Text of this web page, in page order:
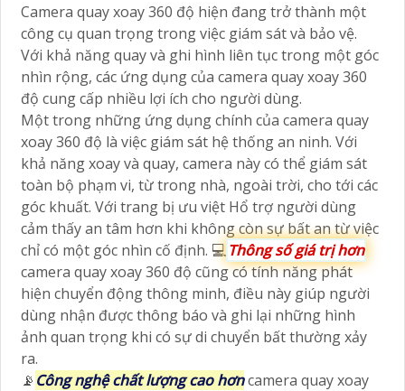
Camera quay xoay 360 độ hiện đang trở thành một
công cụ quan trọng trong việc giám sát và bảo vệ.
Với khả năng quay và ghi hình liên tục trong một góc
nhìn rộng, các ứng dụng của camera quay xoay 360
độ cung cấp nhiều lợi ích cho người dùng.
Một trong những ứng dụng chính của camera quay
xoay 360 độ là việc giám sát hệ thống an ninh. Với
khả năng xoay và quay, camera này có thể giám sát
toàn bộ phạm vi, từ trong nhà, ngoài trời, cho tới các
góc khuất. Với trang bị ưu việt Hổ trợ người dùng
cảm thấy an tâm hơn khi không còn sự bất an từ việc
chỉ có một góc nhìn cố định. 💻Thông số giá trị hơn
camera quay xoay 360 độ cũng có tính năng phát
hiện chuyển động thông minh, điều này giúp người
dùng nhận được thông báo và ghi lại những hình
ảnh quan trọng khi có sự di chuyển bất thường xảy
ra.
📡 Công nghệ chất lượng cao hơncamera quay xoay